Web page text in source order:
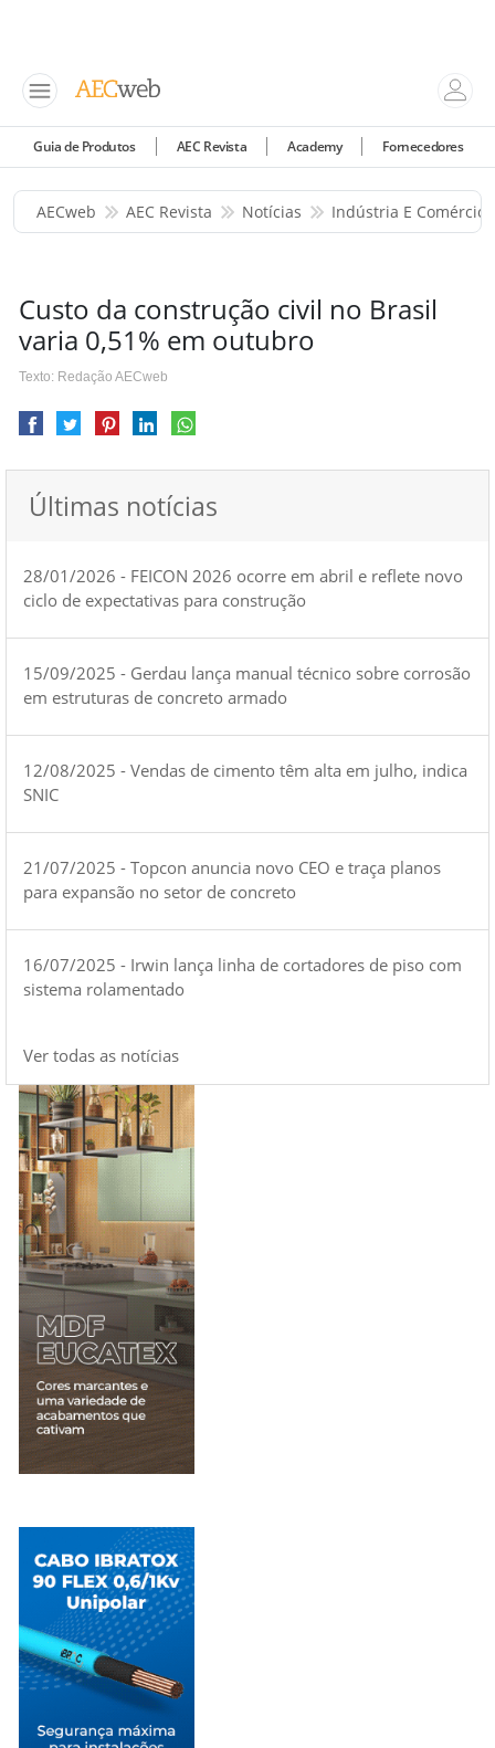
Guia de Produtos AEC Revista Academy Fornecedores
AECweb AEC Revista Notícias Indústria E Comércio
Custo da construção civil no Brasil
varia 0,51% em outubro
Texto: Redação AECweb
Últimas notícias
28/01/2026 - FEICON 2026 ocorre em abril e reflete novo
ciclo de expectativas para construção
15/09/2025 - Gerdau lança manual técnico sobre corrosão
em estruturas de concreto armado
12/08/2025 - Vendas de cimento têm alta em julho, indica
SNIC
21/07/2025 - Topcon anuncia novo CEO e traça planos
para expansão no setor de concreto
16/07/2025 - Irwin lança linha de cortadores de piso com
sistema rolamentado
Ver todas as notícias